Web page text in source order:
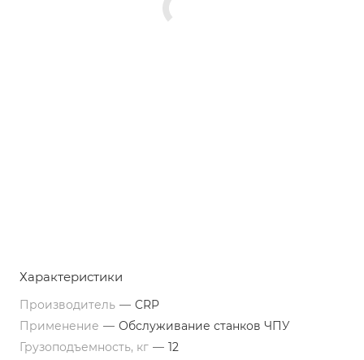
Характеристики
Производитель — CRP
Применение — Обслуживание станков ЧПУ
Грузоподъемность, кг — 12